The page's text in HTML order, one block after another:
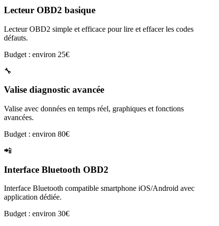
Lecteur OBD2 basique
Lecteur OBD2 simple et efficace pour lire et effacer les codes
défauts.
Budget : environ 25€
🔧
Valise diagnostic avancée
Valise avec données en temps réel, graphiques et fonctions
avancées.
Budget : environ 80€
📲
Interface Bluetooth OBD2
Interface Bluetooth compatible smartphone iOS/Android avec
application dédiée.
Budget : environ 30€